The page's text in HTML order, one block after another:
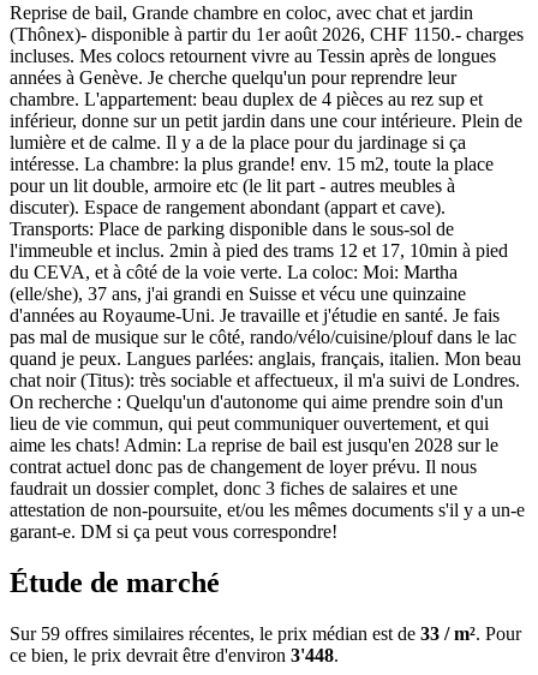
Reprise de bail, Grande chambre en coloc, avec chat et jardin
(Thônex)- disponible à partir du 1er août 2026, CHF 1150.- charges
incluses. Mes colocs retournent vivre au Tessin après de longues
années à Genève. Je cherche quelqu'un pour reprendre leur
chambre. L'appartement: beau duplex de 4 pièces au rez sup et
inférieur, donne sur un petit jardin dans une cour intérieure. Plein de
lumière et de calme. Il y a de la place pour du jardinage si ça
intéresse. La chambre: la plus grande! env. 15 m2, toute la place
pour un lit double, armoire etc (le lit part - autres meubles à
discuter). Espace de rangement abondant (appart et cave).
Transports: Place de parking disponible dans le sous-sol de
l'immeuble et inclus. 2min à pied des trams 12 et 17, 10min à pied
du CEVA, et à côté de la voie verte. La coloc: Moi: Martha
(elle/she), 37 ans, j'ai grandi en Suisse et vécu une quinzaine
d'années au Royaume-Uni. Je travaille et j'étudie en santé. Je fais
pas mal de musique sur le côté, rando/vélo/cuisine/plouf dans le lac
quand je peux. Langues parlées: anglais, français, italien. Mon beau
chat noir (Titus): très sociable et affectueux, il m'a suivi de Londres.
On recherche : Quelqu'un d'autonome qui aime prendre soin d'un
lieu de vie commun, qui peut communiquer ouvertement, et qui
aime les chats! Admin: La reprise de bail est jusqu'en 2028 sur le
contrat actuel donc pas de changement de loyer prévu. Il nous
faudrait un dossier complet, donc 3 fiches de salaires et une
attestation de non-poursuite, et/ou les mêmes documents s'il y a un-e
garant-e. DM si ça peut vous correspondre!
Étude de marché
Sur 59 offres similaires récentes, le prix médian est de 33 / m². Pour
ce bien, le prix devrait être d'environ 3'448.